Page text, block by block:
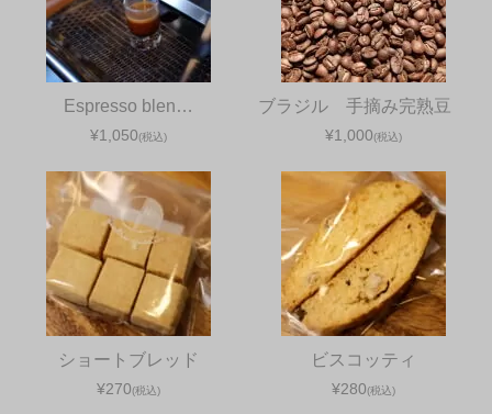
Espresso blen…
¥1,050(税込)
ブラジル 手摘み完熟豆
¥1,000(税込)
ショートブレッド
¥270(税込)
ビスコッティ
¥280(税込)